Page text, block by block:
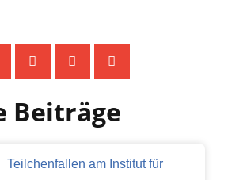
Beiträge
Teilchenfallen am Institut für